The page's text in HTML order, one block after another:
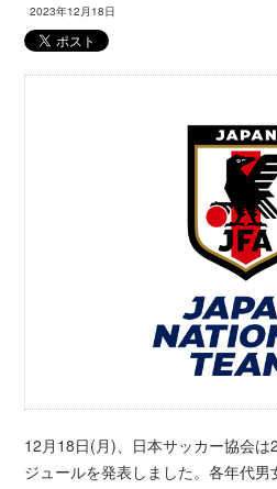
2023年12月18日
12月18日(月)、日本サッカー協会
ジュールを発表しました。各年代